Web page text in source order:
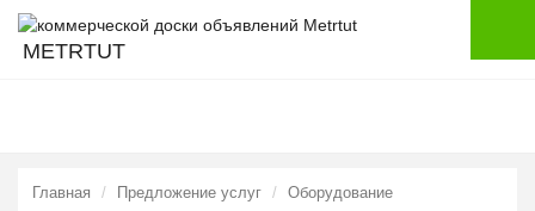
METRTUT
Главная Предложение услуг Оборудование